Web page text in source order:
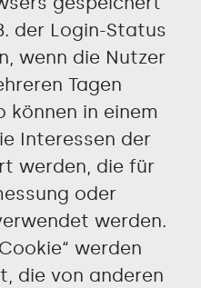
der Login-Status
wenn die Nutzer
Tagen
können in einem
Interessen der
werden, die für
oder
werden.
werden
die von anderen